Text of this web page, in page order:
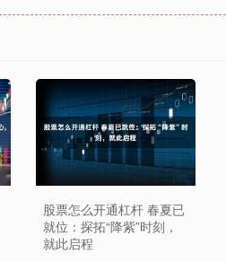
股票怎么开通杠杆 春夏已
就位：探拓“降紫”时刻，
就此启程